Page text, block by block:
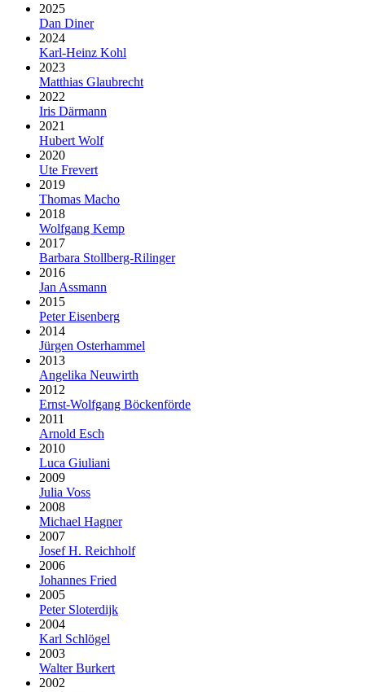
2025
Dan Diner
2024
Karl-Heinz Kohl
2023
Matthias Glaubrecht
2022
Iris Därmann
2021
Hubert Wolf
2020
Ute Frevert
2019
Thomas Macho
2018
Wolfgang Kemp
2017
Barbara Stollberg-Rilinger
2016
Jan Assmann
2015
Peter Eisenberg
2014
Jürgen Osterhammel
2013
Angelika Neuwirth
2012
Ernst-Wolfgang Böckenförde
2011
Arnold Esch
2010
Luca Giuliani
2009
Julia Voss
2008
Michael Hagner
2007
Josef H. Reichholf
2006
Johannes Fried
2005
Peter Sloterdijk
2004
Karl Schlögel
2003
Walter Burkert
2002